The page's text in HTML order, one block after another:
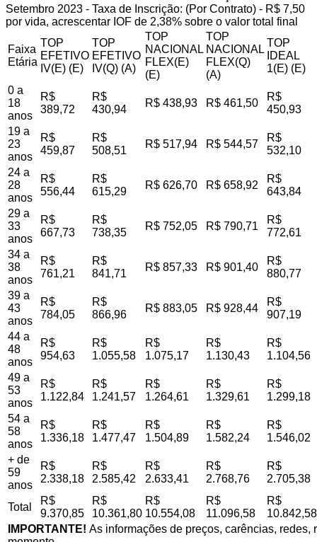
Setembro 2023 - Taxa de Inscrição: (Por Contrato) - R$ 7,50
por vida, acrescentar IOF de 2,38% sobre o valor total final
Faixa
Etária
TOP
EFETIVO
IV(E) (E)
TOP
EFETIVO
IV(Q) (A)
TOP
NACIONAL
FLEX(E)
(E)
TOP
NACIONAL
FLEX(Q)
(A)
TOP
IDEAL
1(E) (E)
0 a
18
anos
R$
389,72
R$
430,94
R$ 438,93 R$ 461,50
R$
450,93
19 a
23
anos
R$
459,87
R$
508,51
R$ 517,94 R$ 544,57
R$
532,10
24 a
28
anos
R$
556,44
R$
615,29
R$ 626,70 R$ 658,92
R$
643,84
29 a
33
anos
R$
667,73
R$
738,35
R$ 752,05 R$ 790,71
R$
772,61
34 a
38
anos
R$
761,21
R$
841,71
R$ 857,33 R$ 901,40
R$
880,77
39 a
43
anos
R$
784,05
R$
866,96
R$ 883,05 R$ 928,44
R$
907,19
44 a
48
anos
R$
954,63
R$
1.055,58
R$
1.075,17
R$
1.130,43
R$
1.104,56
49 a
53
anos
R$
1.122,84
R$
1.241,57
R$
1.264,61
R$
1.329,61
R$
1.299,18
54 a
58
anos
R$
1.336,18
R$
1.477,47
R$
1.504,89
R$
1.582,24
R$
1.546,02
+ de
59
anos
R$
2.338,18
R$
2.585,42
R$
2.633,41
R$
2.768,76
R$
2.705,38
Total
R$
9.370,85
R$
10.361,80
R$
10.554,08
R$
11.096,58
R$
10.842,58
IMPORTANTE! As informações de preços, carências,